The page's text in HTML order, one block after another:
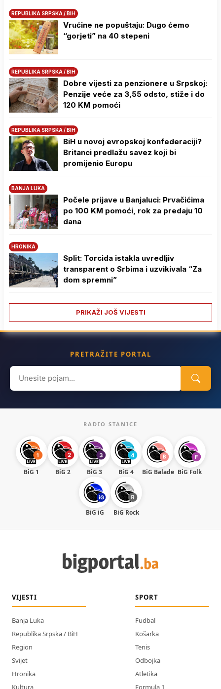
REPUBLIKA SRPSKA / BIH
Vrućine ne popuštaju: Dugo ćemo
“gorjeti” na 40 stepeni
REPUBLIKA SRPSKA / BIH
Dobre vijesti za penzionere u Srpskoj:
Penzije veće za 3,55 odsto, stiže i do
120 KM pomoći
REPUBLIKA SRPSKA / BIH
BiH u novoj evropskoj konfederaciji?
Britanci predlažu savez koji bi
promijenio Europu
BANJA LUKA
Počele prijave u Banjaluci: Prvačićima
po 100 KM pomoći, rok za predaju 10
dana
HRONIKA
Split: Torcida istakla uvredljiv
transparent o Srbima i uzvikivala “Za
dom spremni”
PRIKAŽI JOŠ VIJESTI
PRETRAŽITE PORTAL
Search
for:
RADIO STANICE
BiG 1 BiG 2 BiG 3 BiG 4 BiG Balade BiG Folk
BiG iG BiG Rock
VIJESTI
Banja Luka
Republika Srpska / BiH
Region
Svijet
Hronika
Kultura
SPORT
Fudbal
Košarka
Tenis
Odbojka
Atletika
Formula 1